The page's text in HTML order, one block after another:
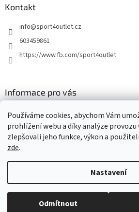
Používáme cookies, abychom Vám
prohlížení webu a díky analýze
zlepšovali jeho funkce, výkon a
zde.
Nastavení
Odmítnout
Kontakt
info@sport4outlet.cz
603459861
https://www.fb.com/sport4outlet
Informace pro vás
GDPR
Moje objednávka
Copyright 2026Sport4outlet. Všechna